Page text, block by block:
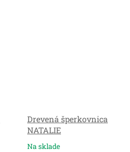
Drevená šperkovnica
NATALIE
Na sklade